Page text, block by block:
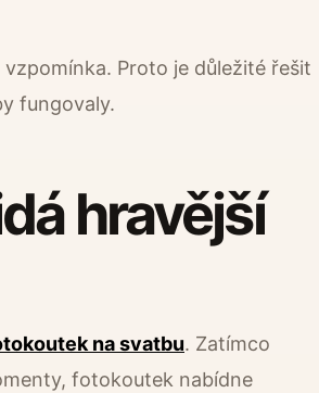
Proto je důležité řešit
fungovaly.
hravější
na svatbu. Zatímco
fotokoutek nabídne